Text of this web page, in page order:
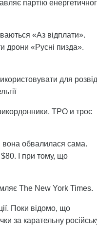
партію
«Аз відплати».
дрони «Русні пизда».
для
ТРО и троє
вона обвалилася сама.
І при тому, що
The New York Times.
Поки відомо, що
за карательну